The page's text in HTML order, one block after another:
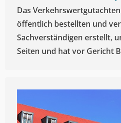
Das
öffentlich bestellten und
Sachverständigen erstellt,
Seiten und hat vor Gericht